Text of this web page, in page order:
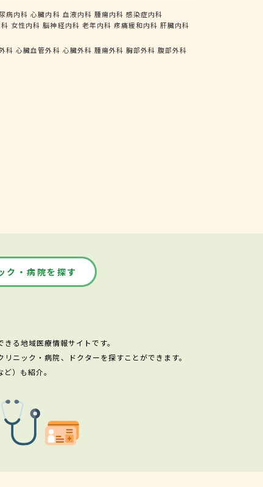
病内科 心臓内科 血液内科 腫瘍内科 感染症内科
女性内科 脳神経内科 老年内科 疼痛緩和内科 肝臓内科
科 心臓血管外科 心臓外科 腫瘍外科 胸部外科 腹部外科
ク・病院を探す
る地域医療情報サイトです。
ニック・病院、ドクターを探すことができます。
）も紹介。